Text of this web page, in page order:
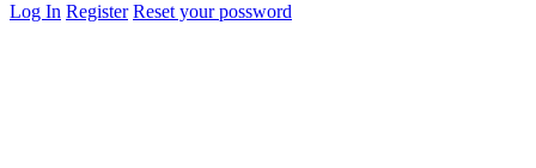
Log In Register Reset your possword